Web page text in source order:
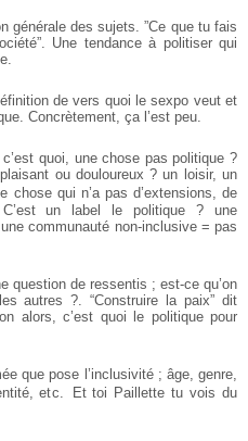
générale des sujets. ”Ce que tu fais
Une tendance à politiser qui
de vers quoi le sexpo veut et
Concrètement, ça l’est peu.
quoi, une chose pas politique ?
ou douloureux ? un loisir, un
qui n’a pas d’extensions, de
un label le politique ? une
une communauté non-inclusive = pas
question de ressentis ; est-ce qu’on
autres ?. “Construire la paix” dit
alors, c’est quoi le politique pour
que pose l’inclusivité ; âge, genre,
etc. Et toi Paillette tu vois du